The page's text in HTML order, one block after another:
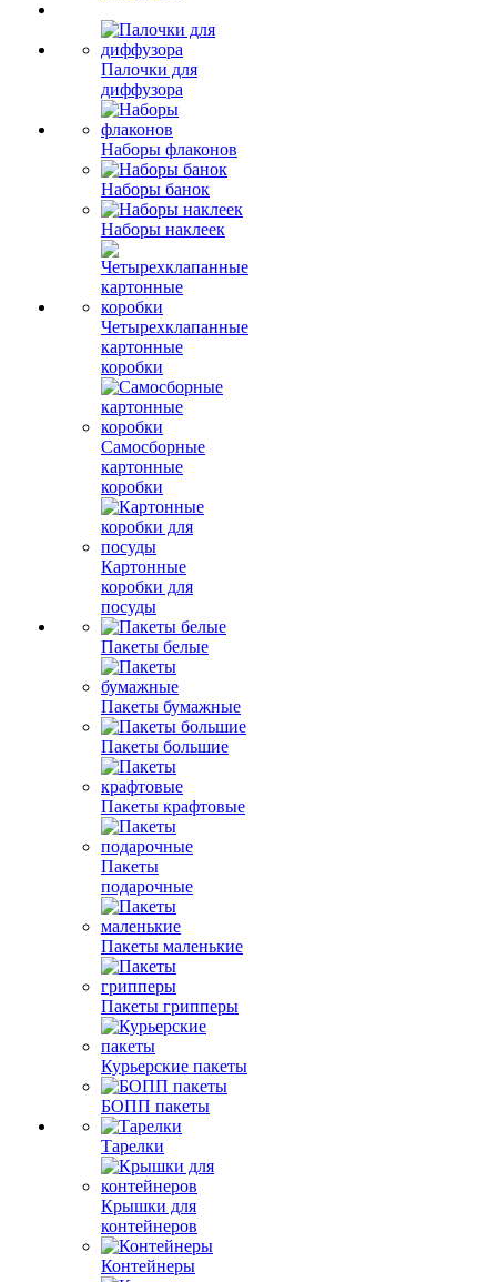
Палочки для
диффузора
Наборы флаконов
Наборы банок
Наборы наклеек
Четырехклапанные
картонные
коробки
Самосборные
картонные
коробки
Картонные
коробки для
посуды
Пакеты белые
Пакеты бумажные
Пакеты большие
Пакеты крафтовые
Пакеты
подарочные
Пакеты маленькие
Пакеты грипперы
Курьерские пакеты
БОПП пакеты
Тарелки
Крышки для
контейнеров
Контейнеры